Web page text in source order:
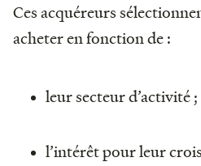
Ces acquéreurs
acheter en fonction de :
leur secteur d’activité ;
l’intérêt pour leur